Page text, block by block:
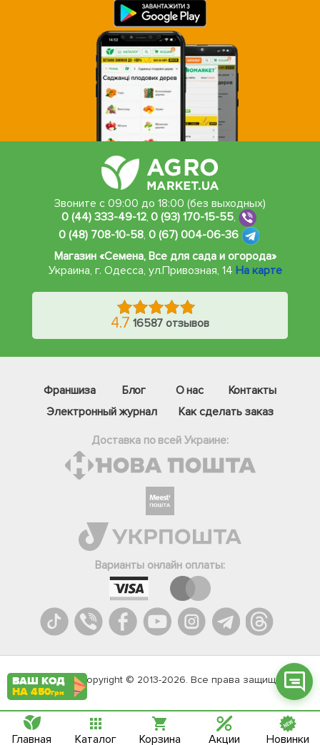
Звоните с 09:00 до 18:00 (без выходных)
0 (44) 333-49-12,0 (93) 170-15-55,
0 (48) 708-10-58, 0 (67) 004-06-36
Магазин «Семена, Все для сада и огорода»
Украина, г. Одесса, ул.Привозная, 14 На карте
4.7 16587 отзывов
Франшиза Блог О нас
Контакты
Электронный журнал
Как сделать заказ
Доставка по всей Украине:
Варианты онлайн оплаты:
Agromarket.Copyright © 2013-2026. Все права защищены
Телеграм
Вайбер
Онлайн чат
ВАШ КОД
НА 450грн
Главная Каталог Корзина Акции Новинки